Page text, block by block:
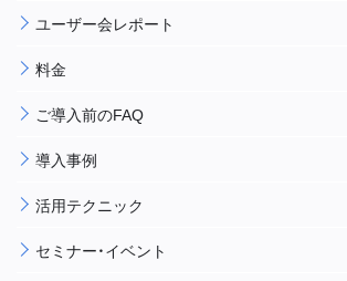
ユーザー会レポート
料金
ご導入前のFAQ
導入事例
活用テクニック
セミナー・イベント